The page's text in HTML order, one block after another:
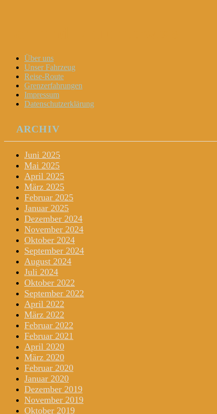
Menu
Widgets
Search
Skip
content
Über uns
Unser Fahrzeug
Reise-Route
Grenzerfahrungen
Impressum
Datenschutzerklärung
ARCHIV
Juni 2025
Mai 2025
April 2025
März 2025
Februar 2025
Januar 2025
Dezember 2024
November 2024
Oktober 2024
September 2024
August 2024
Juli 2024
Oktober 2022
September 2022
April 2022
März 2022
Februar 2022
Februar 2021
April 2020
März 2020
Februar 2020
Januar 2020
Dezember 2019
November 2019
Oktober 2019